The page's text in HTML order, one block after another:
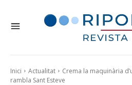
Inici Actualitat
Crema la maquinària
rambla Sant Esteve